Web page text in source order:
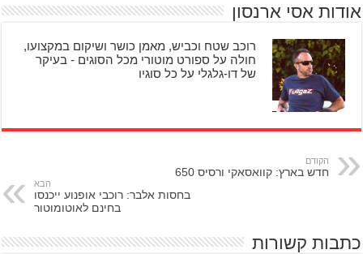
אודות אסי ארנסון
רוכב שטח וכביש, מאמן כושר ושיקום במקצועו,
חולה על ספורט מוטורי מכל הסוגים - בעיקר
של דו-גלגלי על כל סוגיו
הקודם
חדש בארץ: קוואסאקי ורסיס 650
הבא
בחסות אלבר: רוכבי אופנוע ייכנסו
בחינם לאוטומוטור
כתבות קשורות